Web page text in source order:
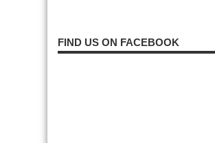
FIND US ON FACEBOOK